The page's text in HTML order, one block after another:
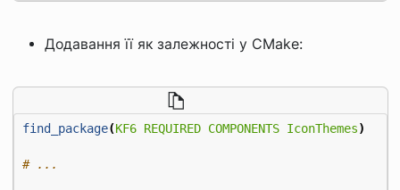
Додавання її як залежності у CMake:
find_package(KF6 REQUIRED COMPONENTS IconThemes)